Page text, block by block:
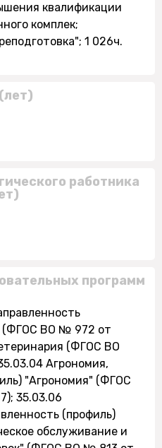
квалификации
комплек;
1 026ч.
работника
программ
(ФГОС ВО № 972 от
(ФГОС ВО
Агрономия,
"Агрономия" (ФГОС
35.03.06
(профиль)
обслуживание и